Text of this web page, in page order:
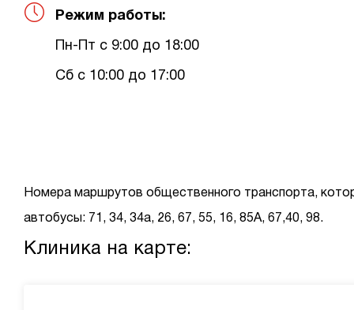
Режим работы:
Пн-Пт с 9:00 до 18:00
Сб с 10:00 до 17:00
Номера маршрутов общественного транспорта,
автобусы: 71, 34, 34а, 26, 67, 55, 16, 85А, 67,40, 98.
Клиника на карте: